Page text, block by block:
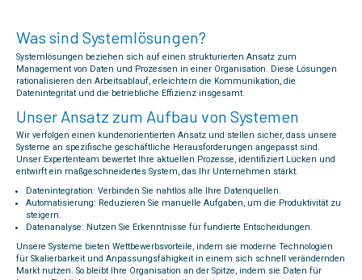
Was sind Systemlösungen?
Systemlösungen beziehen sich auf einen strukturierten Ansatz zum
Management von Daten und Prozessen in einer Organisation. Diese Lösungen
rationalisieren den Arbeitsablauf, erleichtern die Kommunikation, die
Datenintegrität und die betriebliche Effizienz insgesamt.
Unser Ansatz zum Aufbau von Systemen
Wir verfolgen einen kundenorientierten Ansatz und stellen sicher, dass unsere
Systeme an spezifische geschäftliche Herausforderungen angepasst sind.
Unser Expertenteam bewertet Ihre aktuellen Prozesse, identifiziert Lücken und
entwirft ein maßgeschneidertes System, das Ihr Unternehmen stärkt.
Datenintegration: Verbinden Sie nahtlos alle Ihre Datenquellen.
Automatisierung: Reduzieren Sie manuelle Aufgaben, um die Produktivität zu
steigern.
Datenanalyse: Nutzen Sie Erkenntnisse für fundierte Entscheidungen.
Unsere Systeme bieten Wettbewerbsvorteile, indem sie moderne Technologien
für Skalierbarkeit und Anpassungsfähigkeit in einem sich schnell verändernden
Markt nutzen. So bleibt Ihre Organisation an der Spitze, indem sie Daten für